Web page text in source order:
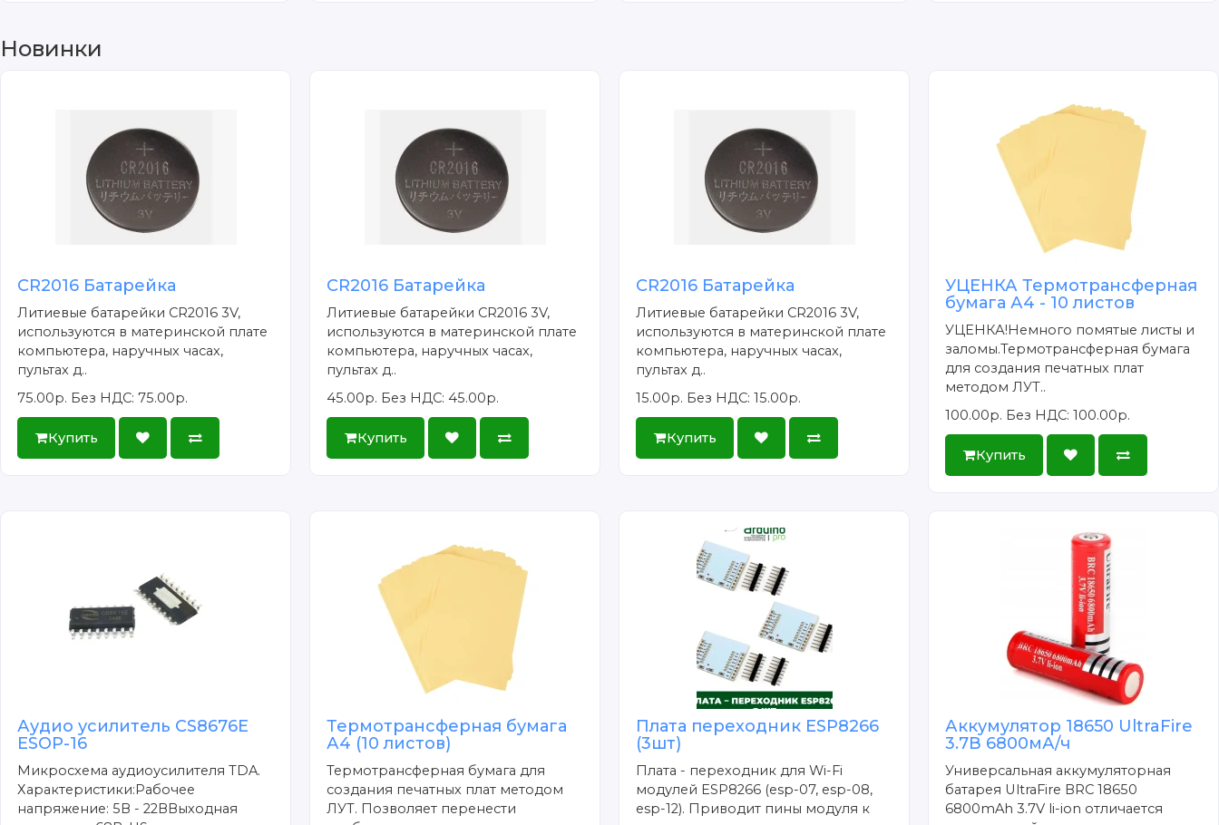
Новинки
CR2016 Батарейка
Литиевые батарейки CR2016 3V,
используются в материнской плате
компьютера, наручных часах,
пультах д..
75.00р. Без НДС: 75.00р.
Купить
CR2016 Батарейка
Литиевые батарейки CR2016 3V,
используются в материнской плате
компьютера, наручных часах,
пультах д..
45.00р. Без НДС: 45.00р.
Купить
CR2016 Батарейка
Литиевые батарейки CR2016 3V,
используются в материнской плате
компьютера, наручных часах,
пультах д..
15.00р. Без НДС: 15.00р.
Купить
УЦЕНКА Термотрансферная
бумага А4 - 10 листов
УЦЕНКА!Немного помятые листы и
заломы.Термотрансферная бумага
для создания печатных плат
методом ЛУТ..
100.00р. Без НДС: 100.00р.
Купить
Аудио усилитель CS8676E
ESOP-16
Микросхема аудиоусилителя TDA.
Характеристики:Рабочее
напряжение: 5В - 22ВВыходная
Термотрансферная бумага
А4 (10 листов)
Термотрансферная бумага для
создания печатных плат методом
ЛУТ. Позволяет перенести
Плата переходник ESP8266
(3шт)
Плата - переходник для Wi-Fi
модулей ESP8266 (esp-07, esp-08,
esp-12). Приводит пины модуля к
Аккумулятор 18650 UltraFire
3.7В 6800мА/ч
Универсальная аккумуляторная
батарея UltraFire BRC 18650
6800mAh 3.7V li-ion отличается